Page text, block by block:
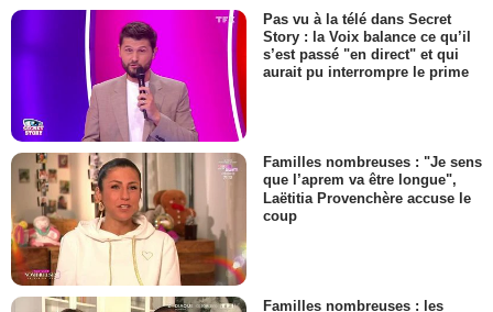
Pas vu à la télé dans Secret
Story : la Voix balance ce qu’il
s’est passé "en direct" et qui
aurait pu interrompre le prime
Familles nombreuses : "Je sens
que l’aprem va être longue",
Laëtitia Provenchère accuse le
coup
Familles nombreuses : les